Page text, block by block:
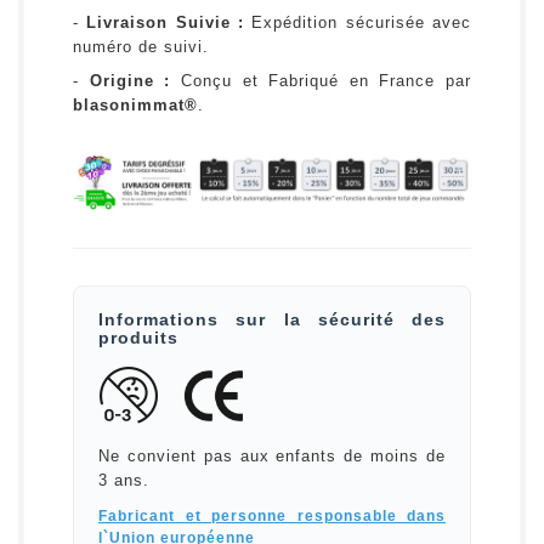
- Livraison Suivie :
Expédition sécurisée avec
numéro de suivi.
- Origine :
Conçu et Fabriqué en France par
blasonimmat®.
Informations sur la sécurité des
produits
Ne convient pas aux enfants de moins de
3 ans.
Fabricant et personne responsable dans
l`Union européenne